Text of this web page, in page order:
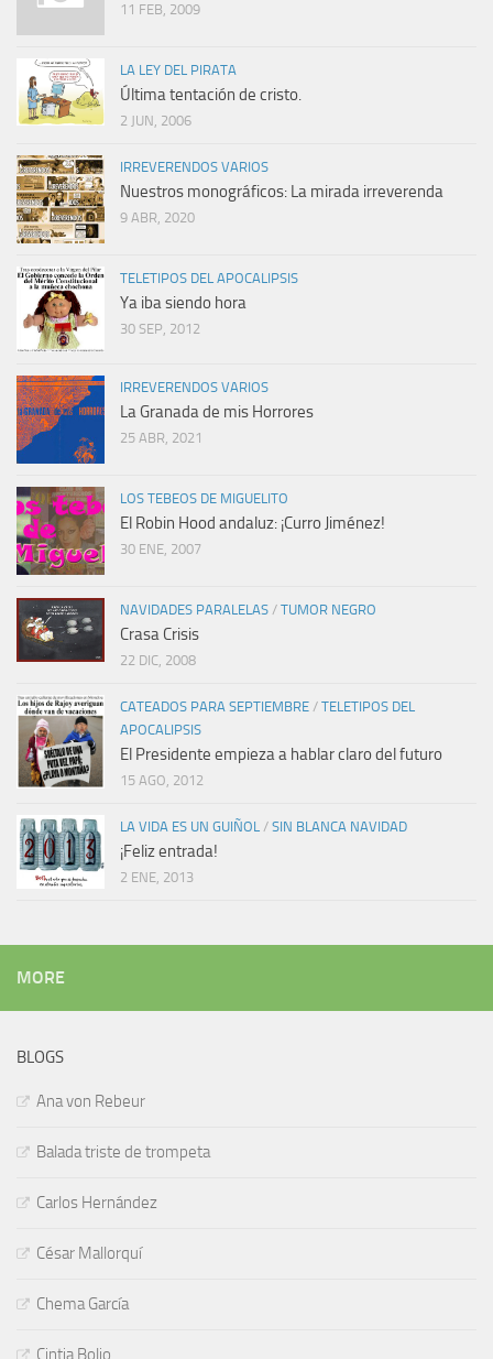
11 FEB, 2009
LA LEY DEL PIRATA
Última tentación de cristo.
2 JUN, 2006
IRREVERENDOS VARIOS
Nuestros monográficos: La mirada irreverenda
9 ABR, 2020
TELETIPOS DEL APOCALIPSIS
Ya iba siendo hora
30 SEP, 2012
IRREVERENDOS VARIOS
La Granada de mis Horrores
25 ABR, 2021
LOS TEBEOS DE MIGUELITO
El Robin Hood andaluz: ¡Curro Jiménez!
30 ENE, 2007
NAVIDADES PARALELAS / TUMOR NEGRO
Crasa Crisis
22 DIC, 2008
CATEADOS PARA SEPTIEMBRE / TELETIPOS DEL
APOCALIPSIS
El Presidente empieza a hablar claro del futuro
15 AGO, 2012
LA VIDA ES UN GUIÑOL / SIN BLANCA NAVIDAD
¡Feliz entrada!
2 ENE, 2013
MORE
BLOGS
Ana von Rebeur
Balada triste de trompeta
Carlos Hernández
César Mallorquí
Chema García
Cintia Bolio